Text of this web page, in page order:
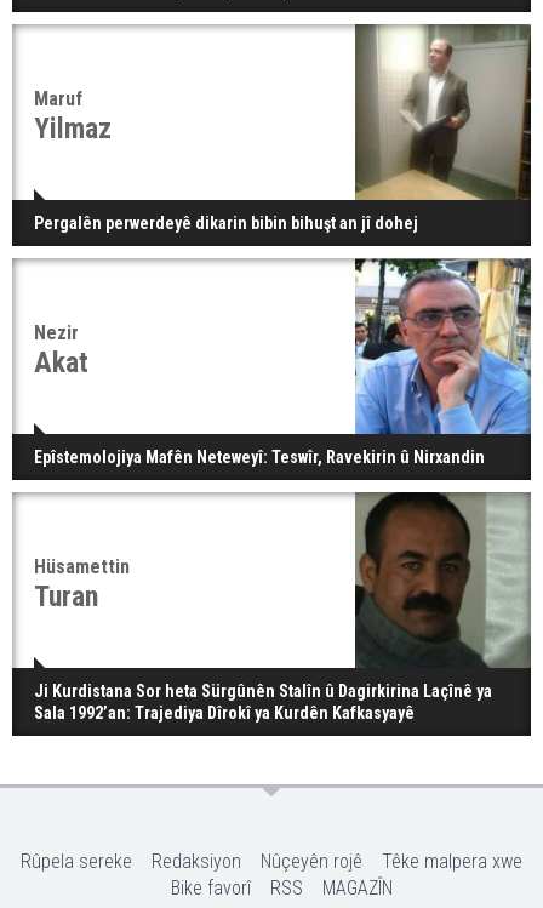
Maruf
Yilmaz
Pergalên perwerdeyê dikarin bibin bihuşt an jî dohej
Nezir
Akat
Epîstemolojiya Mafên Neteweyî: Teswîr, Ravekirin û Nirxandin
Hüsamettin
Turan
Ji Kurdistana Sor heta Sürgûnên Stalîn û Dagirkirina Laçînê ya
Sala 1992’an: Trajediya Dîrokî ya Kurdên Kafkasyayê
Rûpela sereke Redaksiyon Nûçeyên rojê
Têke malpera xwe
Bike favorî
RSS MAGAZÎN